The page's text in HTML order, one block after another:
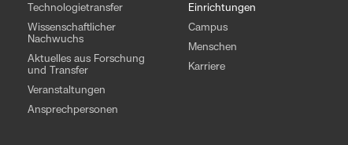
Technologietransfer
Wissenschaftlicher
Nachwuchs
Aktuelles aus Forschung
und Transfer
Veranstaltungen
Ansprechpersonen
Einrichtungen
Campus
Menschen
Karriere